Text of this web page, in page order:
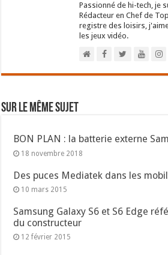
Passionné de hi-tech, je
Rédacteur en Chef de
registre des loisirs,
les jeux vidéo.
Sur le même sujet
BON PLAN : la batterie externe
18 novembre 2018
Des puces Mediatek dans les
10 mars 2015
Samsung Galaxy S6 et S6 Edge
du constructeur
12 février 2015